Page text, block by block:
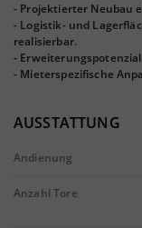
- Projektierter Neubau
- Logistik- und
realisierbar.
-
- Mieterspezifische
AUSSTATTUNG
Andienung
Anzahl Tore